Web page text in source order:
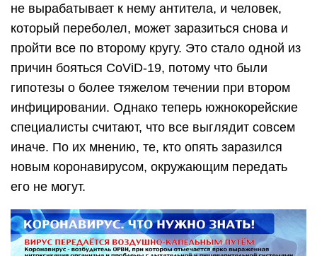
не вырабатывает к нему антитела, и человек,
который переболел, может заразиться снова и
пройти все по второму кругу. Это стало одной из
причин бояться CoViD-19, потому что были
гипотезы о более тяжелом течении при втором
инфицировании. Однако теперь южнокорейские
специалисты считают, что все выглядит совсем
иначе. По их мнению, те, кто опять заразился
новым коронавирусом, окружающим передать
его не могут.